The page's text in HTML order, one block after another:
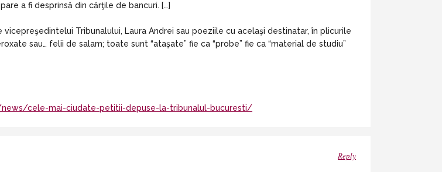
a fi desprinsă din cărţile de bancuri. […]
Tribunalului, Laura Andrei sau poeziile cu acelaşi destinatar, în plicurile
sau… felii de salam; toate sunt “ataşate” fie ca “probe” fie ca “material de studiu”
cele-mai-ciudate-petitii-depuse-la-tribunalul-bucuresti/
Reply